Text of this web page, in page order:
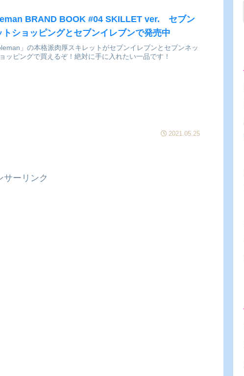
BRAND BOOK #04 SKILLET ver. セブン
トショッピングとセブンイレブンで発売中
」の本格派肉厚スキレットがセブンイレブンとセブンネッ
ッピングで買えるぞ！絶対に手に入れたい一品です！
2021.05.25
サーリンク